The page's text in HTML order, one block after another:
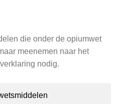
die onder de opiumwet
meenemen naar het
nodig.